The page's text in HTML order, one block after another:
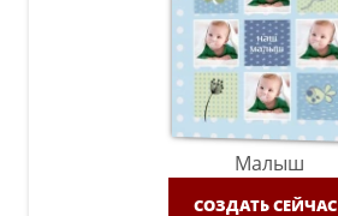
Малыш
СОЗДАТЬ СЕЙЧАС